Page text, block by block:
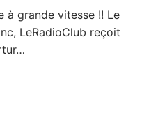
à grande vitesse !! Le
LeRadioClub reçoit